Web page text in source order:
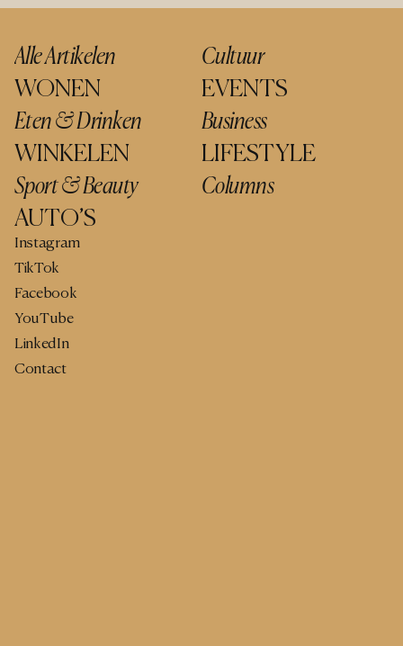
Alle Artikelen
WONEN
Eten & Drinken
WINKELEN
Sport & Beauty
AUTO’S
Cultuur
EVENTS
Business
LIFESTYLE
Columns
Instagram
TikTok
Facebook
YouTube
LinkedIn
Contact